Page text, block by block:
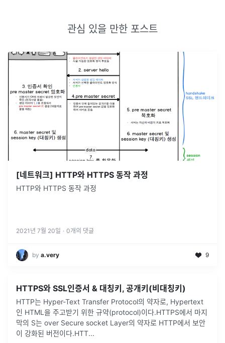
관심 있을 만한 포스트
[네트워크] HTTP와 HTTPS 동작 과정
HTTP와 HTTPS 동작 과정
2021년 7월 20일 · 0개의 댓글
by a.very 9
HTTPS와 SSL인증서 & 대칭키, 공개키(비대칭키)
HTTP는 Hyper-Text Transfer Protocol의 약자로, Hypertext
인 HTML을 주고받기 위한 규약(protocol)이다.HTTPS에서 마지
막의 S는 over Secure socket Layer의 약자로 HTTP에서 보안
이 강화된 버전이다.HTT...